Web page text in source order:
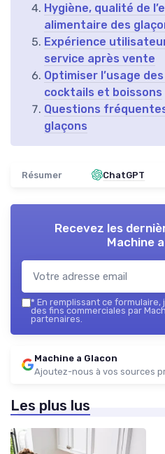
Hygiène, qualité de
alimentaire des
Expérience
service après vente
Optimiser l’usage
cocktails et boissons
Questions
glaçons
Résumer ChatGPT
Recevez les
Machine
* En remplissant ce formulaire,
des fins commerciales par
partenaires.
Machine a Glacon
Ajoutez-nous à vos sources
Les plus lus